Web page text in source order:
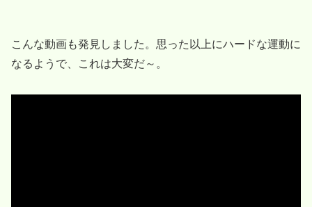
こんな動画も発見しました。思った以上にハードな運動に
なるようで、これは大変だ～。